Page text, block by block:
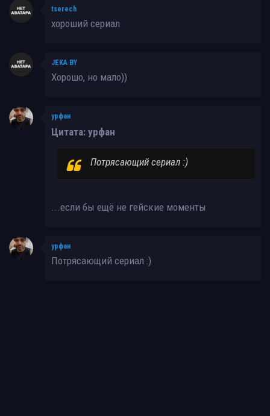
tserech
хороший сериал
JEKA BY
Хорошо, но мало))
урфан
Цитата: урфан
Потрясающий сериал :)
...если бы ещё не гейские моменты
урфан
Потрясающий сериал :)